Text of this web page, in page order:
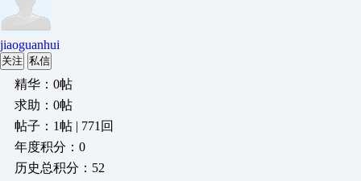
jiaoguanhui
关注 私信
精华：0帖
求助：0帖
帖子：1帖 | 771回
年度积分：0
历史总积分：52